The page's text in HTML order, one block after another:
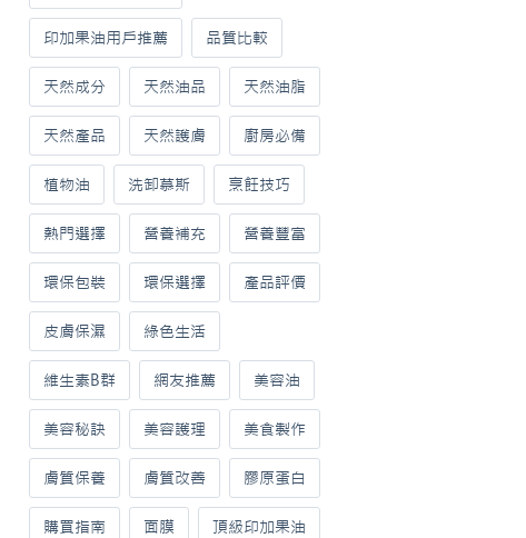
印加果油用戶推薦 品質比較
天然成分 天然油品 天然油脂
天然產品 天然護膚 廚房必備
植物油 洗卸慕斯 烹飪技巧
熱門選擇 營養補充 營養豐富
環保包裝 環保選擇 產品評價
皮膚保濕 綠色生活
維生素B群 網友推薦 美容油
美容秘訣 美容護理 美食製作
膚質保養 膚質改善 膠原蛋白
購買指南 面膜 頂級印加果油